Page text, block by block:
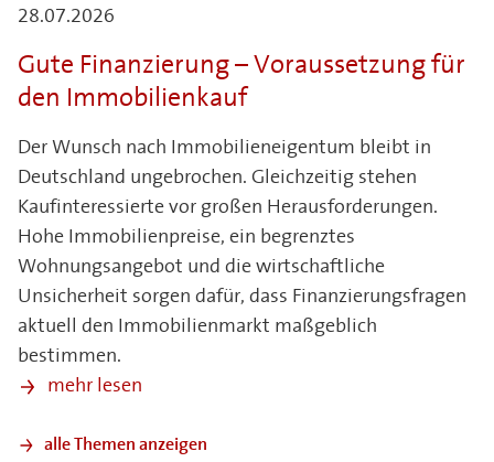
28.07.2026
Gute Finanzierung – Voraussetzung für
den Immobilienkauf
Der Wunsch nach Immobilieneigentum bleibt in
Deutschland ungebrochen. Gleichzeitig stehen
Kaufinteressierte vor großen Herausforderungen.
Hohe Immobilienpreise, ein begrenztes
Wohnungsangebot und die wirtschaftliche
Unsicherheit sorgen dafür, dass Finanzierungsfragen
aktuell den Immobilienmarkt maßgeblich
bestimmen.
mehr lesen
alle Themen anzeigen